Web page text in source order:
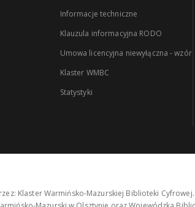
Informacje techniczne
Klauzula informacyjna RODO
Umowa licencyjna niewyłączna - wzór
Klaster WMBC
Statystyki
Klaster Warmińsko-Mazurskiej Biblioteki Cyfrowej.